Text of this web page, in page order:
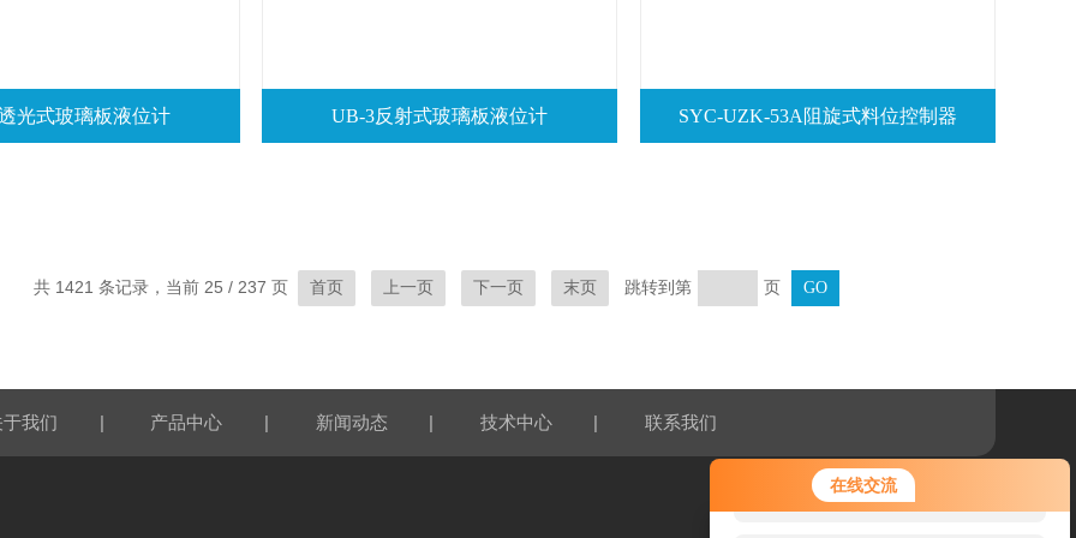
在线交流
您好！欢迎前来咨询，很高兴为您
服务，请问您要咨询什么问题呢？
光式玻璃板液位计 UB-3反射式玻璃板液位计 SYC-UZK-53A阻旋式料位控制器
共 1421 条记录，当前 25 / 237 页 首页 上一页 下一页 末页 跳转到第 页
于我们 | 产品中心 | 新闻动态 | 技术中心 | 联系我们